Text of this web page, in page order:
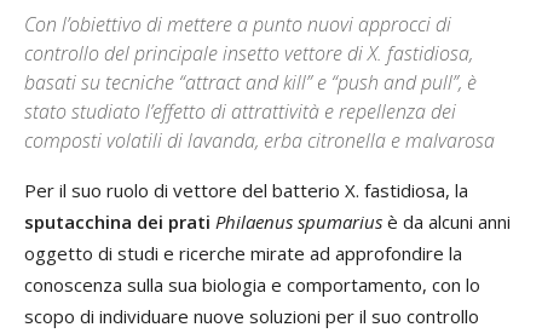
Con l’obiettivo di mettere a punto nuovi approcci di
controllo del principale insetto vettore di X. fastidiosa,
basati su tecniche “attract and kill” e “push and pull”, è
stato studiato l’effetto di attrattività e repellenza dei
composti volatili di lavanda, erba citronella e malvarosa
Per il suo ruolo di vettore del batterio X. fastidiosa, la
sputacchina dei prati Philaenus spumarius è da alcuni anni
oggetto di studi e ricerche mirate ad approfondire la
conoscenza sulla sua biologia e comportamento, con lo
scopo di individuare nuove soluzioni per il suo controllo